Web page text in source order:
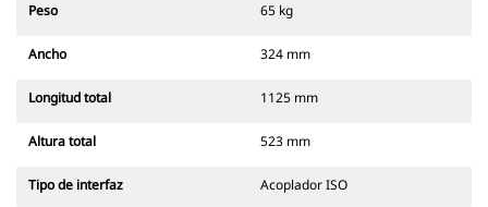
Peso 65 kg
Ancho 324 mm
Longitud total 1125 mm
Altura total 523 mm
Tipo de interfaz Acoplador ISO